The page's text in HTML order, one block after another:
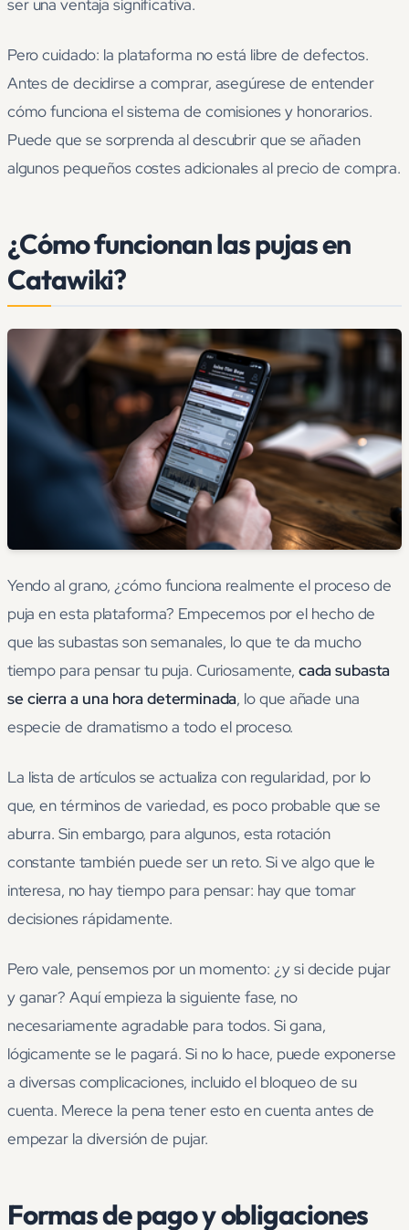
ser una ventaja significativa.
Pero cuidado: la plataforma no está libre de defectos.
Antes de decidirse a comprar, asegúrese de entender
cómo funciona el sistema de comisiones y honorarios.
Puede que se sorprenda al descubrir que se añaden
algunos pequeños costes adicionales al precio de compra.
¿Cómo funcionan las pujas en
Catawiki?
Yendo al grano, ¿cómo funciona realmente el proceso de
puja en esta plataforma? Empecemos por el hecho de
que las subastas son semanales, lo que te da mucho
tiempo para pensar tu puja. Curiosamente, cada subasta
se cierra a una hora determinada, lo que añade una
especie de dramatismo a todo el proceso.
La lista de artículos se actualiza con regularidad, por lo
que, en términos de variedad, es poco probable que se
aburra. Sin embargo, para algunos, esta rotación
constante también puede ser un reto. Si ve algo que le
interesa, no hay tiempo para pensar: hay que tomar
decisiones rápidamente.
Pero vale, pensemos por un momento: ¿y si decide pujar
y ganar? Aquí empieza la siguiente fase, no
necesariamente agradable para todos. Si gana,
lógicamente se le pagará. Si no lo hace, puede exponerse
a diversas complicaciones, incluido el bloqueo de su
cuenta. Merece la pena tener esto en cuenta antes de
empezar la diversión de pujar.
Formas de pago y obligaciones